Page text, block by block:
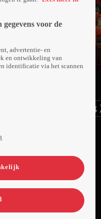
voor de
advertentie- en
en ontwikkeling van
identificatie via het scannen